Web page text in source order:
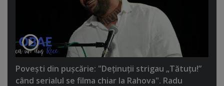
Poveşti din puşcărie: "Deţinuţii strigau „Tătuţu!”
când serialul se filma chiar la Rahova". Radu